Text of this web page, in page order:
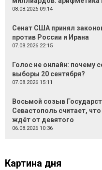
08.08.2026 09:14
Сенат США принял
против России и Ирана
07.08.2026 22:15
Голос не онлайн: почему
выборы 20 сентября?
07.08.2026 15:11
Восьмой созыв
Севастополь считает,
ждёт от девятого
06.08.2026 10:36
Картина дня